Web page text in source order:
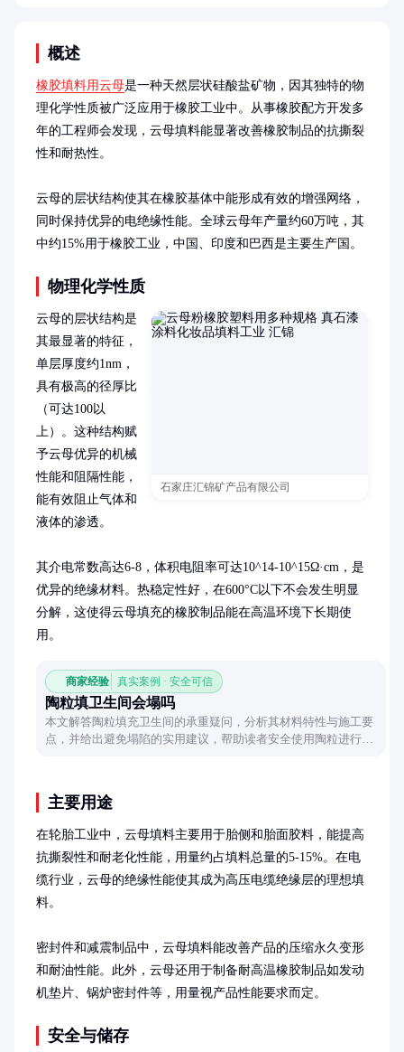
概述
橡胶填料用云母是一种天然层状硅酸盐矿物，因其独特的物
理化学性质被广泛应用于橡胶工业中。从事橡胶配方开发多
年的工程师会发现，云母填料能显著改善橡胶制品的抗撕裂
性和耐热性。
云母的层状结构使其在橡胶基体中能形成有效的增强网络，
同时保持优异的电绝缘性能。全球云母年产量约60万吨，其
中约15%用于橡胶工业，中国、印度和巴西是主要生产国。
物理化学性质
石家庄汇锦矿产品有限公司
云母的层状结构是
其最显著的特征，
单层厚度约1nm，
具有极高的径厚比
（可达100以
上）。这种结构赋
予云母优异的机械
性能和阻隔性能，
能有效阻止气体和
液体的渗透。
其介电常数高达6-8，体积电阻率可达10^14-10^15Ω·cm，是
优异的绝缘材料。热稳定性好，在600°C以下不会发生明显
分解，这使得云母填充的橡胶制品能在高温环境下长期使
用。
商家经验 真实案例 · 安全可信
陶粒填卫生间会塌吗
本文解答陶粒填充卫生间的承重疑问，分析其材料特性与施工要
点，并给出避免塌陷的实用建议，帮助读者安全使用陶粒进行卫
主要用途
在轮胎工业中，云母填料主要用于胎侧和胎面胶料，能提高
抗撕裂性和耐老化性能，用量约占填料总量的5-15%。在电
缆行业，云母的绝缘性能使其成为高压电缆绝缘层的理想填
料。
密封件和减震制品中，云母填料能改善产品的压缩永久变形
和耐油性能。此外，云母还用于制备耐高温橡胶制品如发动
机垫片、锅炉密封件等，用量视产品性能要求而定。
安全与储存